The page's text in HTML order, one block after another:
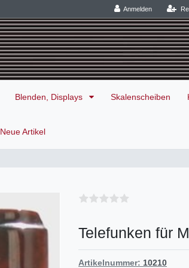
Anmelden
Blenden, Displays Skalenscheiben
Neue Artikel
Telefunken für
Artikelnummer: 10210